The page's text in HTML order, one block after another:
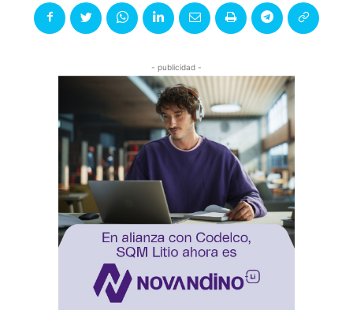
- publicidad -